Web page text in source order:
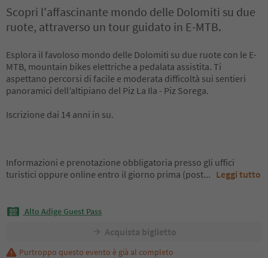
Scopri l'affascinante mondo delle Dolomiti su due
ruote, attraverso un tour guidato in E-MTB.
Esplora il favoloso mondo delle Dolomiti su due ruote con le E-
MTB, mountain bikes elettriche a pedalata assistita. Ti
aspettano percorsi di facile e moderata difficoltà sui sentieri
panoramici dell’altipiano del Piz La Ila - Piz Sorega.
Iscrizione dai 14 anni in su.
Informazioni e prenotazione obbligatoria presso gli uffici
turistici oppure online entro il giorno prima (post... Leggi tutto
Alto Adige Guest Pass
Acquista biglietto
Purtroppo questo evento è già al completo